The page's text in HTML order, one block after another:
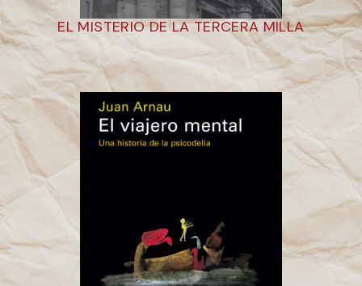
EL MISTERIO DE LA TERCERA MILLA